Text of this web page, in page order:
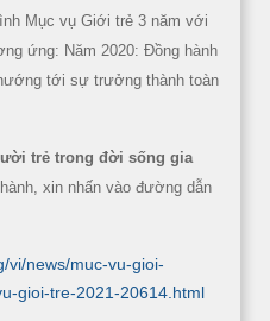
Mục vụ Giới trẻ 3 năm với
ứng: Năm 2020: Đồng hành
tới sự trưởng thành toàn
trẻ trong đời sống gia
xin nhấn vào đường dẫn
vi/news/muc-vu-gioi-
gioi-tre-2021-20614.html